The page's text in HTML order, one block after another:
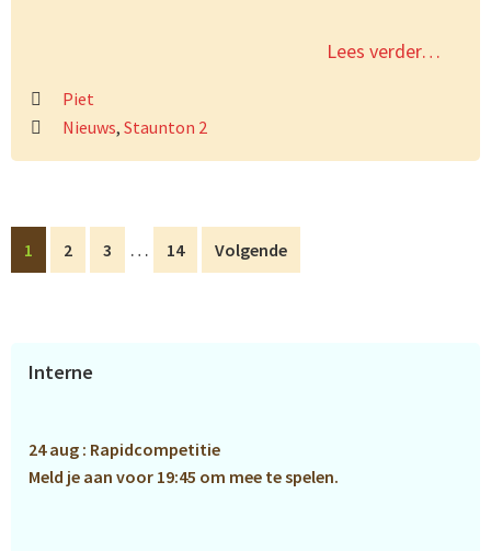
Lees verder…
Piet
Nieuws, Staunton 2
Pagina
1 Pagina
2 Pagina
3
Interim
pagina's
… Pagina
14 Volgende
Primaire
Interne
24 aug : Rapidcompetitie
Meld je aan voor 19:45 om mee te spelen.